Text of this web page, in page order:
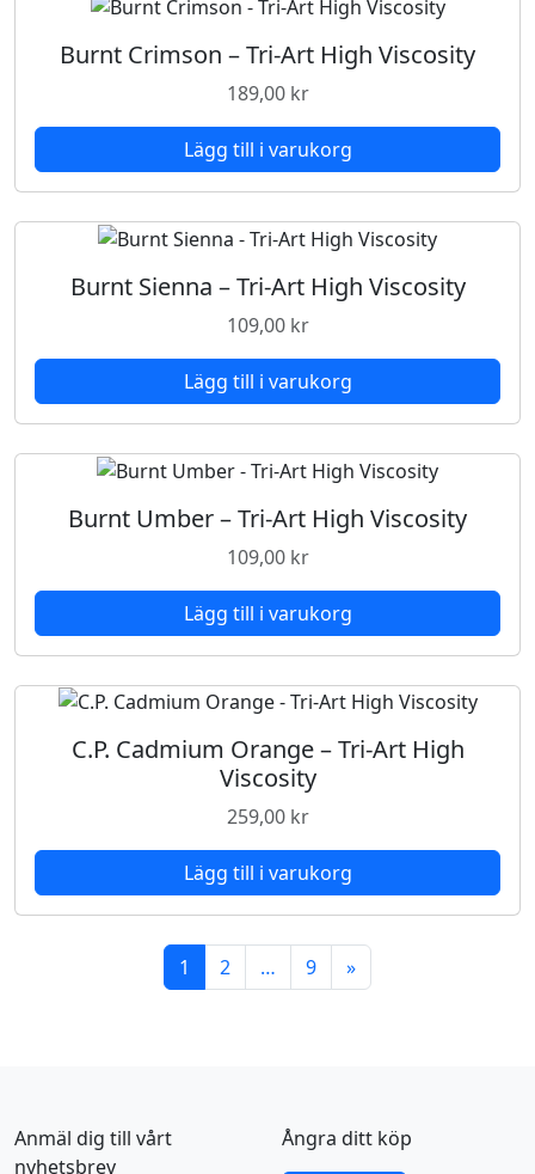
Burnt Crimson – Tri-Art High Viscosity
189,00 kr
Lägg till i varukorg
Burnt Sienna – Tri-Art High Viscosity
109,00 kr
Lägg till i varukorg
Burnt Umber – Tri-Art High Viscosity
109,00 kr
Lägg till i varukorg
C.P. Cadmium Orange – Tri-Art High
Viscosity
259,00 kr
Lägg till i varukorg
1 2 … 9 »
Anmäl dig till vårt
nyhetsbrev
Ångra ditt köp